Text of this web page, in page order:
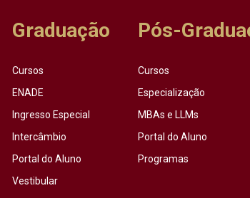
Graduação
Cursos
ENADE
Ingresso Especial
Intercâmbio
Portal do Aluno
Vestibular
Pós-
Cursos
Especialização
MBAs e LLMs
Portal do Aluno
Programas